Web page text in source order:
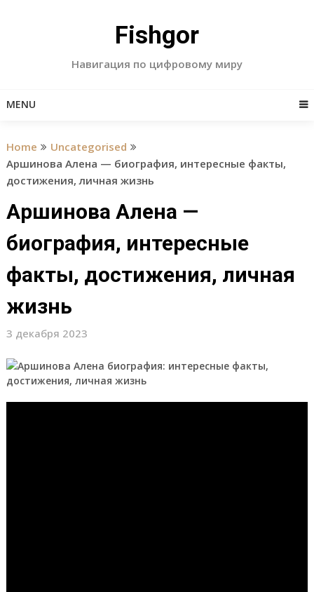
Fishgor
Навигация по цифровому миру
MENU
Home
Uncategorised
Аршинова Алена — биография, интересные факты,
достижения, личная жизнь
Аршинова Алена —
биография, интересные
факты, достижения, личная
жизнь
3 декабря 2023